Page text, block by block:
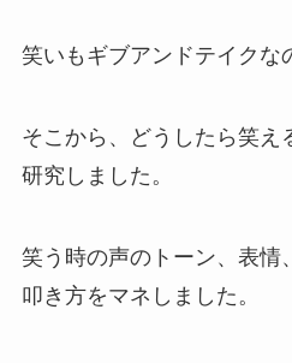
笑いもギブアンドテイクな
そこから、どうしたら笑え
研究しました。
笑う時の声のトーン、表情
叩き方をマネしました。